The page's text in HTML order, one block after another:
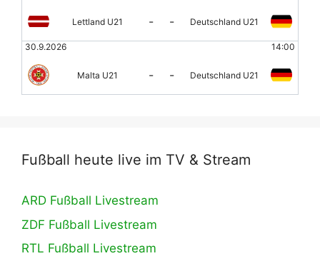
Lettland U21 - - Deutschland U21
30.9.2026 14:00
Malta U21 - - Deutschland U21
Fußball heute live im TV & Stream
ARD Fußball Livestream
ZDF Fußball Livestream
RTL Fußball Livestream